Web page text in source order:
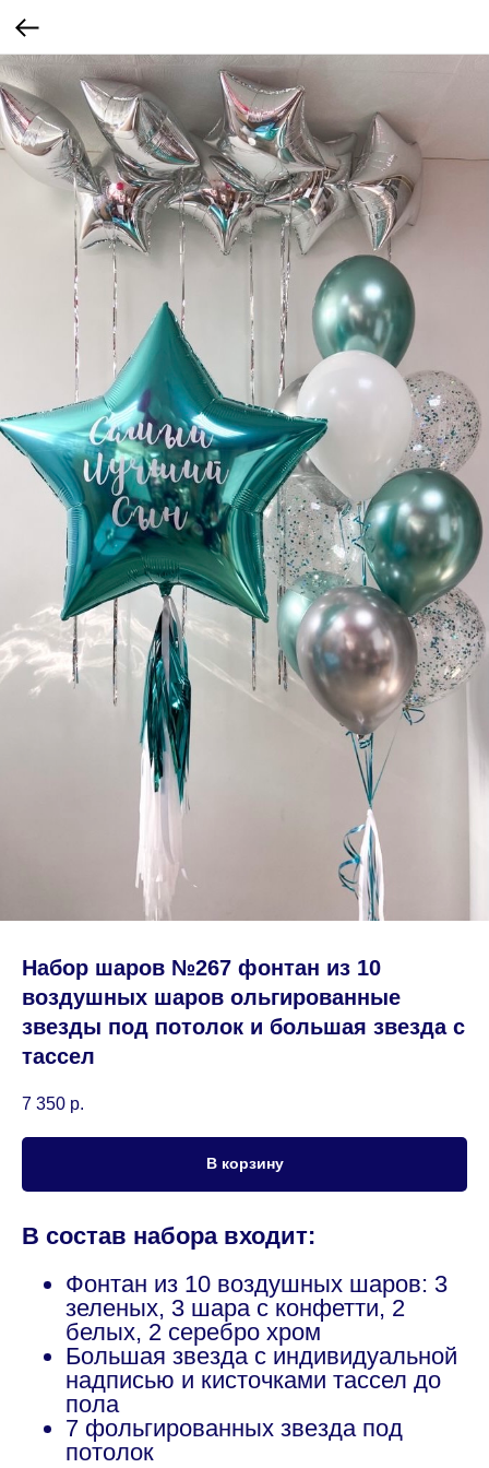
Набор шаров №267 фонтан из 10
воздушных шаров ольгированные
звезды под потолок и большая звезда с
тассел
7 350 р.
В корзину
В состав набора входит:
Фонтан из 10 воздушных шаров: 3
зеленых, 3 шара с конфетти, 2
белых, 2 серебро хром
Большая звезда с индивидуальной
надписью и кисточками тассел до
пола
7 фольгированных звезда под
потолок